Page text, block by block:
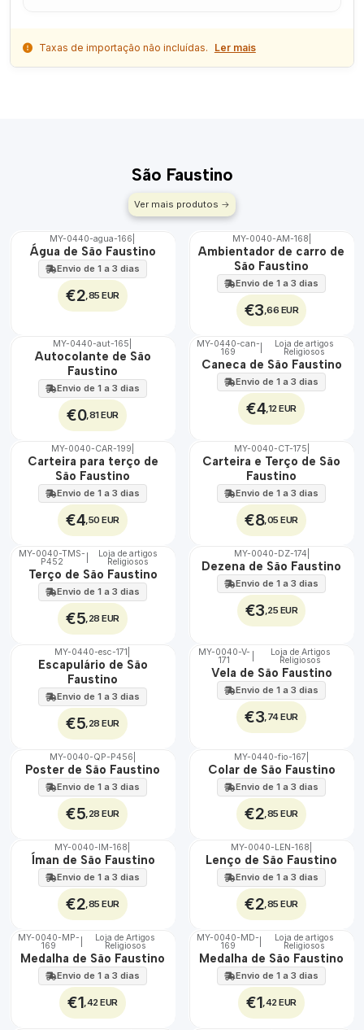
Taxas de importação não incluídas. Ler mais
São Faustino
Ver mais produtos
🇵🇹
100%
MY-0440-agua-166
Água de São Faustino
Envio de 1 a 3 dias
€2 ,85 EUR
🇵🇹
MY-0040-AM-168
Ambientador de carro de
São Faustino
Envio de 1 a 3 dias
€3 ,66 EUR
🇵🇹
MY-0440-aut-165
Autocolante de São
Faustino
Envio de 1 a 3 dias
€0,81 EUR
🇵🇹
100%
MY-0440-can-
169
Loja de artigos
Religiosos
Caneca de São Faustino
Envio de 1 a 3 dias
€4,12 EUR
🇵🇹
MY-0040-CAR-199
Carteira para terço de
São Faustino
Envio de 1 a 3 dias
€4 ,50 EUR
🇵🇹
MY-0040-CT-175
Carteira e Terço de São
Faustino
Envio de 1 a 3 dias
€8,05 EUR
🇵🇹
100%
MY-0040-TMS-
P452
Loja de artigos
Religiosos
Terço de São Faustino
Envio de 1 a 3 dias
€5 ,28 EUR
🇵🇹
100%
MY-0040-DZ-174
Dezena de São Faustino
Envio de 1 a 3 dias
€3 ,25 EUR
🇵🇹
MY-0440-esc-171
Escapulário de São
Faustino
Envio de 1 a 3 dias
€5 ,28 EUR
🇵🇹
100%
MY-0040-V-
171
Loja de Artigos
Religiosos
Vela de São Faustino
Envio de 1 a 3 dias
€3 ,74 EUR
🇵🇹
100%
MY-0040-QP-P456
Poster de São Faustino
Envio de 1 a 3 dias
€5 ,28 EUR
🇵🇹
100%
MY-0440-fio-167
Colar de São Faustino
Envio de 1 a 3 dias
€2 ,85 EUR
🇵🇹
100%
MY-0040-IM-168
Íman de São Faustino
Envio de 1 a 3 dias
€2 ,85 EUR
🇵🇹
100%
MY-0040-LEN-168
Lenço de São Faustino
Envio de 1 a 3 dias
€2 ,85 EUR
🇵🇹
100%
MY-0040-MP-
169
Loja de Artigos
Religiosos
Medalha de São Faustino
Envio de 1 a 3 dias
€1 ,42 EUR
🇵🇹
100%
MY-0040-MD-
169
Loja de artigos
Religiosos
Medalha de São Faustino
Envio de 1 a 3 dias
€1 ,42 EUR